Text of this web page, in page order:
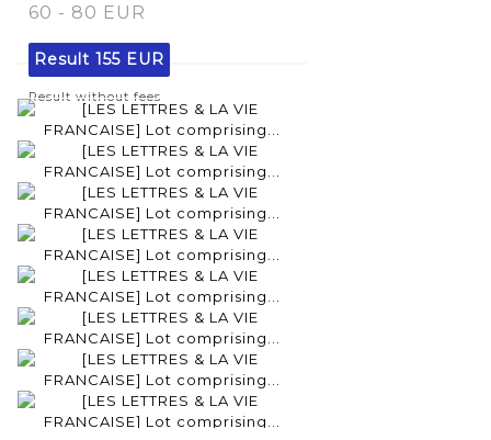
60 - 80 EUR
Result 155 EUR
Result without fees